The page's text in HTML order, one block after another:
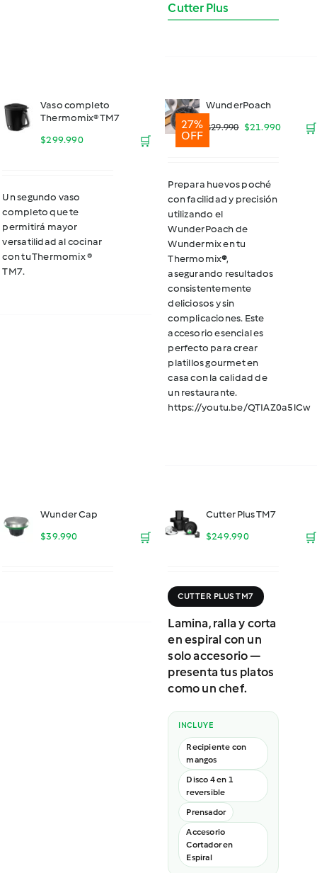
Cutter Plus
Vaso completo
Thermomix® TM7
$299.990 🛒
Un segundo vaso
completo que te
permitirá mayor
versatilidad al cocinar
con tu Thermomix ®
TM7.
27%
OFF
WunderPoach
$29.990 El
original
era:
$29.990.
$21.990El 🛒
Prepara huevos poché
con facilidad y precisión
utilizando el
WunderPoach de
Wundermix en tu
Thermomix®,
asegurando resultados
consistentemente
deliciosos y sin
complicaciones. Este
accesorio esencial es
perfecto para crear
platillos gourmet en
casa con la calidad de
un restaurante.
https://youtu.be/QTIAZ0a5lCw
Wunder Cap
$39.990 🛒
Cutter Plus TM7
$249.990 🛒
CUTTER PLUS TM7
Lamina, ralla y corta
en espiral con un
solo accesorio —
presenta tus platos
como un chef.
INCLUYE
Recipiente con
mangos
Disco 4 en 1
reversible
Prensador
Accesorio
Cortador en
Espiral